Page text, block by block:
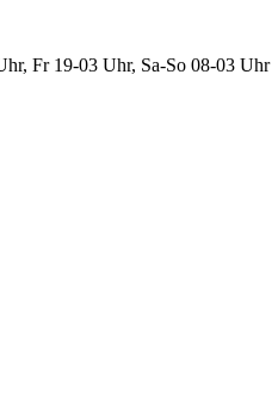
Fr 19-03 Uhr, Sa-So 08-03 Uhr